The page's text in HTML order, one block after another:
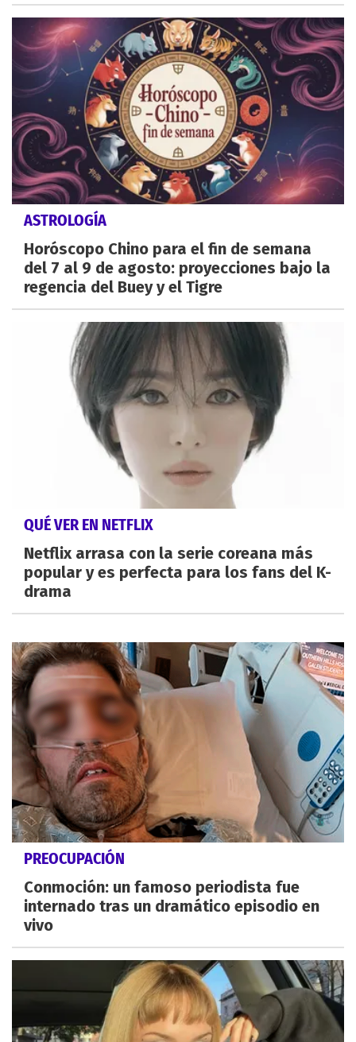
ASTROLOGÍA
Horóscopo Chino para el fin de semana
del 7 al 9 de agosto: proyecciones bajo la
regencia del Buey y el Tigre
QUÉ VER EN NETFLIX
Netflix arrasa con la serie coreana más
popular y es perfecta para los fans del K-
drama
PREOCUPACIÓN
Conmoción: un famoso periodista fue
internado tras un dramático episodio en
vivo